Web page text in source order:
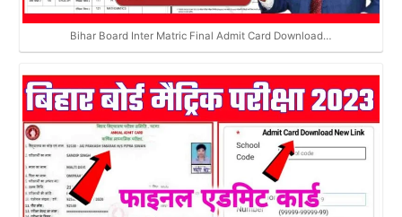
Bihar Board Inter Matric Final Admit Card Download…